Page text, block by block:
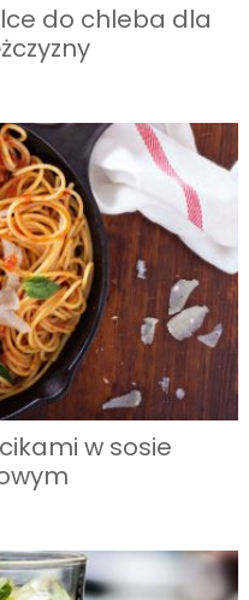
do chleba dla
w sosie